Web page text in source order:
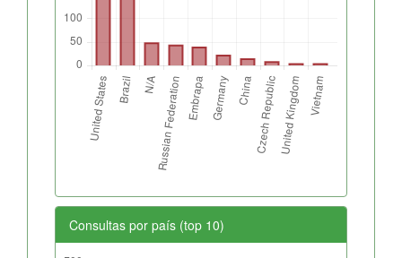
Consultas por país (top 10)